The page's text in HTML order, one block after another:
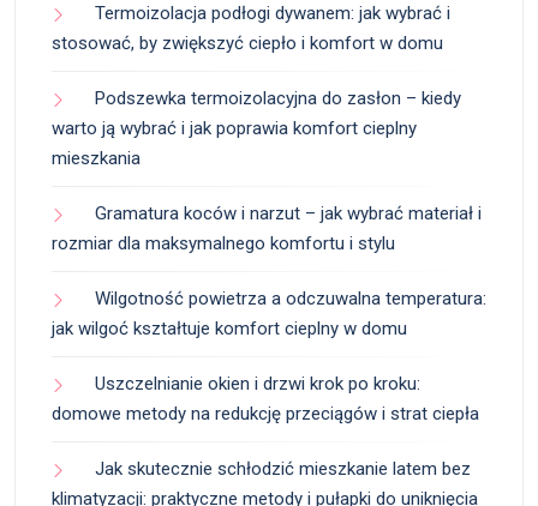
Termoizolacja podłogi dywanem: jak wybrać i
stosować, by zwiększyć ciepło i komfort w domu
Podszewka termoizolacyjna do zasłon – kiedy
warto ją wybrać i jak poprawia komfort cieplny
mieszkania
Gramatura koców i narzut – jak wybrać materiał i
rozmiar dla maksymalnego komfortu i stylu
Wilgotność powietrza a odczuwalna temperatura:
jak wilgoć kształtuje komfort cieplny w domu
Uszczelnianie okien i drzwi krok po kroku:
domowe metody na redukcję przeciągów i strat ciepła
Jak skutecznie schłodzić mieszkanie latem bez
klimatyzacji: praktyczne metody i pułapki do uniknięcia